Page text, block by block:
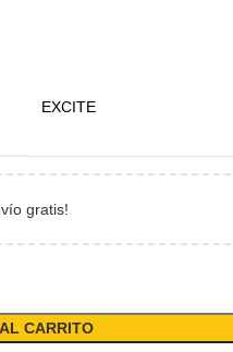
EXCITE
gratis!
CARRITO